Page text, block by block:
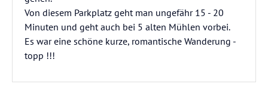
Von diesem Parkplatz geht man ungefähr 15 - 20
Minuten und geht auch bei 5 alten Mühlen vorbei.
Es war eine schöne kurze, romantische Wanderung -
topp !!!